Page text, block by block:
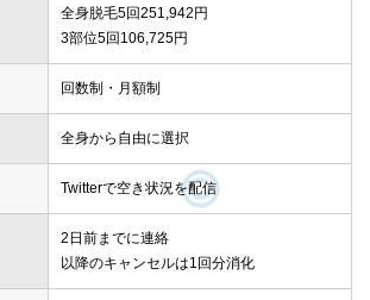
全身脱毛5回251,942円
3部位5回106,725円
回数制・月額制
全身から自由に選択
Twitterで空き状況を配信
2日前までに連絡
以降のキャンセルは1回分消化